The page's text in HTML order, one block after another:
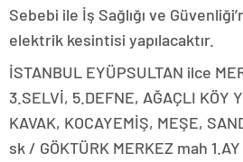
Sebebi ile İş Sağlığı ve
elektrik kesintisi yapılacaktır.
İSTANBUL EYÜPSULTAN ilce
3.SELVİ, 5.DEFNE, AĞAÇLI KÖY
KAVAK, KOCAYEMİŞ, MEŞE,
sk / GÖKTÜRK MERKEZ mah